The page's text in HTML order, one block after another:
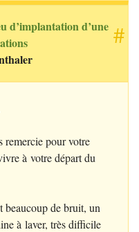
#
d’implantation d’une
remercie pour votre
à votre départ du
beaucoup de bruit, un
à laver, très difficile